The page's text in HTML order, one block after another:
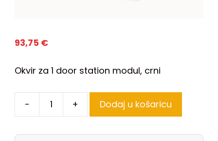
93,75 €
Okvir za 1 door station modul, crni
- + Dodaj u košaricu